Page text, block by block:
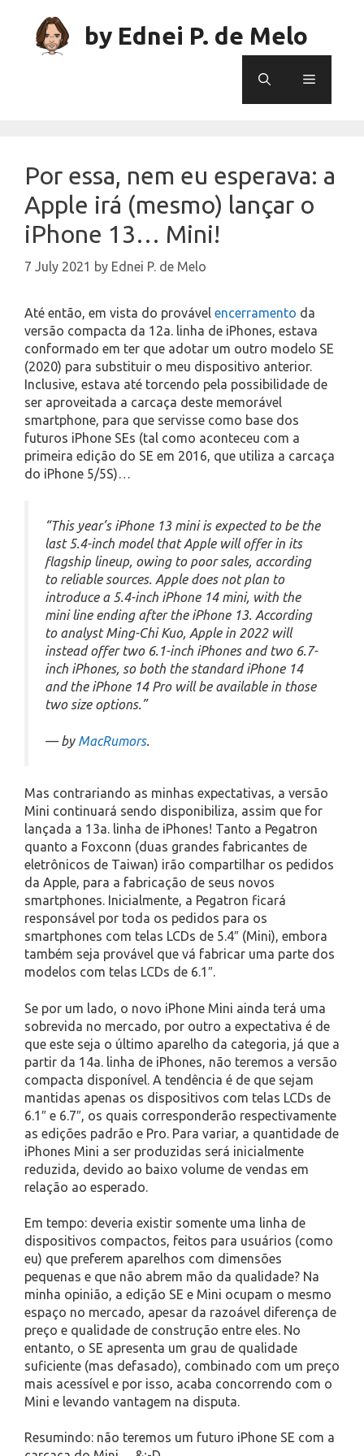
content
by Ednei P. de Melo
Menu
Por essa, nem eu esperava: a
Apple irá (mesmo) lançar o
iPhone 13… Mini!
7 July 2021 by Ednei P. de Melo
Até então, em vista do provável encerramento da
versão compacta da 12a. linha de iPhones, estava
conformado em ter que adotar um outro modelo SE
(2020) para substituir o meu dispositivo anterior.
Inclusive, estava até torcendo pela possibilidade de
ser aproveitada a carcaça deste memorável
smartphone, para que servisse como base dos
futuros iPhone SEs (tal como aconteceu com a
primeira edição do SE em 2016, que utiliza a carcaça
do iPhone 5/5S)…
“This year’s ‌iPhone 13‌ mini is expected to be the
last 5.4-inch model that Apple will offer in its
flagship lineup, owing to poor sales, according
to reliable sources. Apple does not plan to
introduce a 5.4-inch ‌iPhone‌ 14 mini, with the
mini line ending after the ‌iPhone 13‌. According
to analyst Ming-Chi Kuo, Apple in 2022 will
instead offer two 6.1-inch iPhones and two 6.7-
inch iPhones, so both the standard ‌iPhone‌ 14
and the ‌iPhone‌ 14 Pro will be available in those
two size options.”
— by MacRumors.
Mas contrariando as minhas expectativas, a versão
Mini continuará sendo disponibiliza, assim que for
lançada a 13a. linha de iPhones! Tanto a Pegatron
quanto a Foxconn (duas grandes fabricantes de
eletrônicos de Taiwan) irão compartilhar os pedidos
da Apple, para a fabricação de seus novos
smartphones. Inicialmente, a Pegatron ficará
responsável por toda os pedidos para os
smartphones com telas LCDs de 5.4″ (Mini), embora
também seja provável que vá fabricar uma parte dos
modelos com telas LCDs de 6.1″.
Se por um lado, o novo iPhone Mini ainda terá uma
sobrevida no mercado, por outro a expectativa é de
que este seja o último aparelho da categoria, já que a
partir da 14a. linha de iPhones, não teremos a versão
compacta disponível. A tendência é de que sejam
mantidas apenas os dispositivos com telas LCDs de
6.1″ e 6.7″, os quais corresponderão respectivamente
as edições padrão e Pro. Para variar, a quantidade de
iPhones Mini a ser produzidas será inicialmente
reduzida, devido ao baixo volume de vendas em
relação ao esperado.
Em tempo: deveria existir somente uma linha de
dispositivos compactos, feitos para usuários (como
eu) que preferem aparelhos com dimensões
pequenas e que não abrem mão da qualidade? Na
minha opinião, a edição SE e Mini ocupam o mesmo
espaço no mercado, apesar da razoável diferença de
preço e qualidade de construção entre eles. No
entanto, o SE apresenta um grau de qualidade
suficiente (mas defasado), combinado com um preço
mais acessível e por isso, acaba concorrendo com o
Mini e levando vantagem na disputa.
Resumindo: não teremos um futuro iPhone SE com a